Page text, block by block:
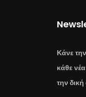
Κάνε
κάθε
την